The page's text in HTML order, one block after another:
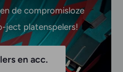
de compromisloze
ject platenspelers!
en acc.